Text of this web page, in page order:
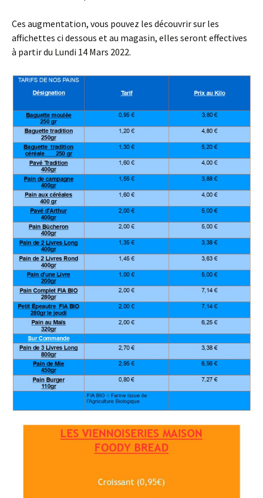
Ces augmentation, vous pouvez les découvrir sur les
affichettes ci dessous et au magasin, elles seront effectives
à partir du Lundi 14 Mars 2022.